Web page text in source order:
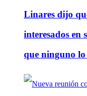
Linares dijo
interesados en
que ninguno